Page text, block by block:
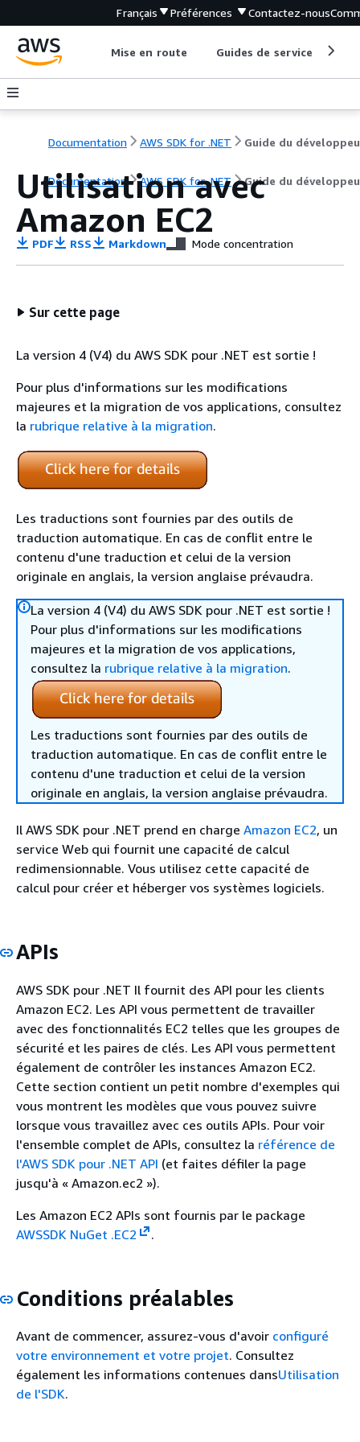
Français Préférences Contactez-nous
Mise en route Guides de service
Documentation AWS SDK for .NET Guide du
Documentation AWS SDK for .NET Guide du
Utilisation avec
Amazon EC2
PDF RSS Markdown Mode concentration
Sur cette page
La version 4 (V4) du AWS SDK pour .NET est sortie !
Pour plus d'informations sur les modifications
majeures et la migration de vos applications, consultez
la rubrique relative à la migration.
Les traductions sont fournies par des outils de
traduction automatique. En cas de conflit entre le
contenu d'une traduction et celui de la version
originale en anglais, la version anglaise prévaudra.
La version 4 (V4) du AWS SDK pour .NET est sortie !
Pour plus d'informations sur les modifications
majeures et la migration de vos applications,
consultez la rubrique relative à la migration.
Les traductions sont fournies par des outils de
traduction automatique. En cas de conflit entre le
contenu d'une traduction et celui de la version
originale en anglais, la version anglaise prévaudra.
Il AWS SDK pour .NET prend en charge Amazon EC2, un
service Web qui fournit une capacité de calcul
redimensionnable. Vous utilisez cette capacité de
calcul pour créer et héberger vos systèmes logiciels.
APIs
AWS SDK pour .NET Il fournit des API pour les clients
Amazon EC2. Les API vous permettent de travailler
avec des fonctionnalités EC2 telles que les groupes de
sécurité et les paires de clés. Les API vous permettent
également de contrôler les instances Amazon EC2.
Cette section contient un petit nombre d'exemples qui
vous montrent les modèles que vous pouvez suivre
lorsque vous travaillez avec ces outils APIs. Pour voir
l'ensemble complet de APIs, consultez la référence de
l'AWS SDK pour .NET API (et faites défiler la page
jusqu'à « Amazon.ec2 »).
Les Amazon EC2 APIs sont fournis par le package
AWSSDK NuGet .EC2
.
Conditions préalables
Avant de commencer, assurez-vous d'avoir configuré
votre environnement et votre projet. Consultez
également les informations contenues dansUtilisation
de l'SDK.